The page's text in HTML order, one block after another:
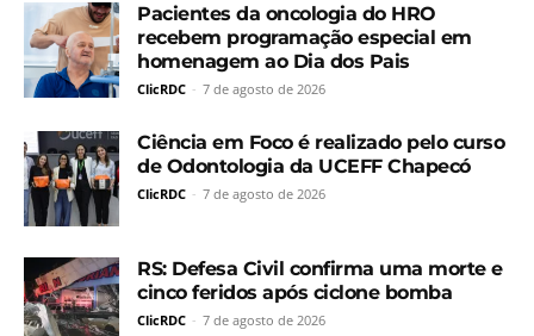
Pacientes da oncologia do HRO
recebem programação especial em
homenagem ao Dia dos Pais
ClicRDC - 7 de agosto de 2026
Ciência em Foco é realizado pelo curso
de Odontologia da UCEFF Chapecó
ClicRDC - 7 de agosto de 2026
RS: Defesa Civil confirma uma morte e
cinco feridos após ciclone bomba
ClicRDC - 7 de agosto de 2026